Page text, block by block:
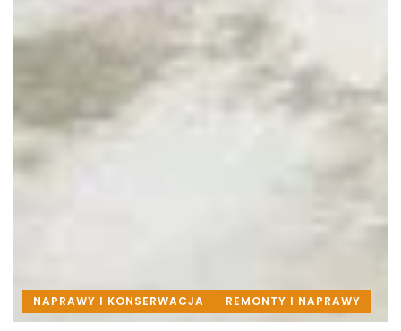
NAPRAWY I KONSERWACJA REMONTY I NAPRAWY